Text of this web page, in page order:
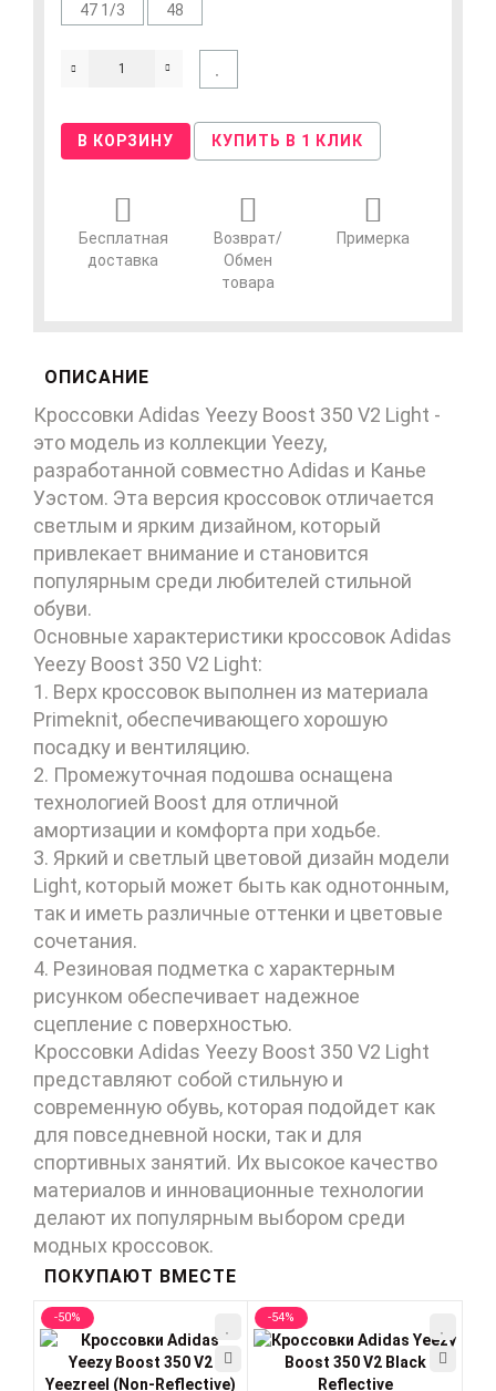
47 1/3 48
В КОРЗИНУ КУПИТЬ В 1 КЛИК
Бесплатная
доставка
Возврат/
Обмен
товара
Примерка
ОПИСАНИЕ
Кроссовки Adidas Yeezy Boost 350 V2 Light -
это модель из коллекции Yeezy,
разработанной совместно Adidas и Канье
Уэстом. Эта версия кроссовок отличается
светлым и ярким дизайном, который
привлекает внимание и становится
популярным среди любителей стильной
обуви.
Основные характеристики кроссовок Adidas
Yeezy Boost 350 V2 Light:
1. Верх кроссовок выполнен из материала
Primeknit, обеспечивающего хорошую
посадку и вентиляцию.
2. Промежуточная подошва оснащена
технологией Boost для отличной
амортизации и комфорта при ходьбе.
3. Яркий и светлый цветовой дизайн модели
Light, который может быть как однотонным,
так и иметь различные оттенки и цветовые
сочетания.
4. Резиновая подметка с характерным
рисунком обеспечивает надежное
сцепление с поверхностью.
Кроссовки Adidas Yeezy Boost 350 V2 Light
представляют собой стильную и
современную обувь, которая подойдет как
для повседневной носки, так и для
спортивных занятий. Их высокое качество
материалов и инновационные технологии
делают их популярным выбором среди
модных кроссовок.
ПОКУПАЮТ ВМЕСТЕ
-50% -54%